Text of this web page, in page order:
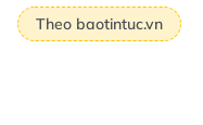
Theo baotintuc.vn